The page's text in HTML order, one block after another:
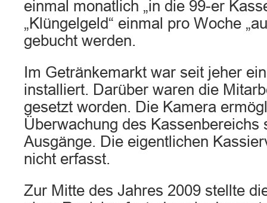
einmal monatlich „in die 99-er
„Klüngelgeld“ einmal pro Woche
gebucht werden.
Im Getränkemarkt war seit jeher
installiert. Darüber waren die
gesetzt worden. Die Kamera
Überwachung des Kassenbereichs
Ausgänge. Die eigentlichen
nicht erfasst.
Zur Mitte des Jahres 2009 stellte